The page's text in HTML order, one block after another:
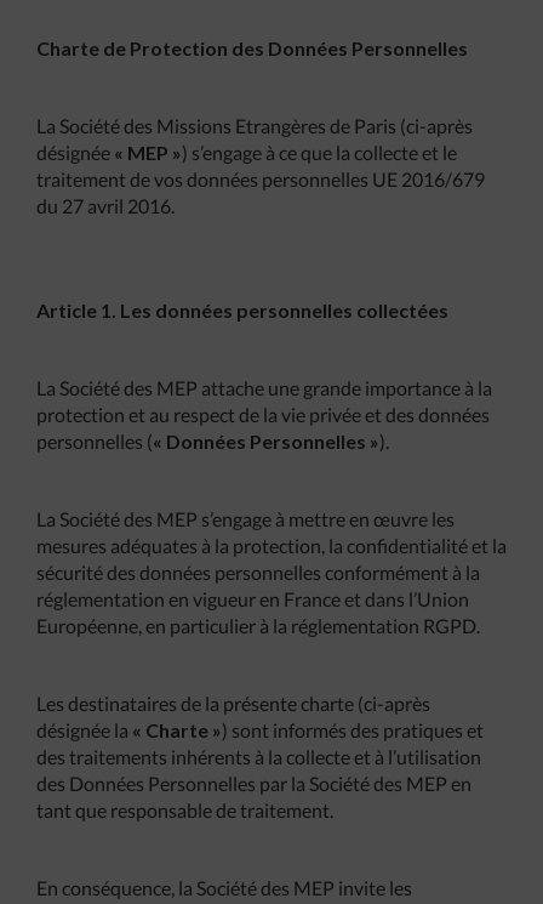
Charte de Protection des Données Personnelles
La Société des Missions Etrangères de Paris (ci-après
désignée « MEP ») s’engage à ce que la collecte et le
traitement de vos données personnelles UE 2016/679
du 27 avril 2016.
Article 1. Les données personnelles collectées
La Société des MEP attache une grande importance à la
protection et au respect de la vie privée et des données
personnelles (« Données Personnelles »).
La Société des MEP s’engage à mettre en œuvre les
mesures adéquates à la protection, la confidentialité et la
sécurité des données personnelles conformément à la
réglementation en vigueur en France et dans l’Union
Européenne, en particulier à la réglementation RGPD.
Les destinataires de la présente charte (ci-après
désignée la « Charte ») sont informés des pratiques et
des traitements inhérents à la collecte et à l’utilisation
des Données Personnelles par la Société des MEP en
tant que responsable de traitement.
En conséquence, la Société des MEP invite les